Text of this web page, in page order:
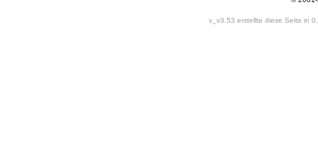
v_v3.53 erstellte diese Seite in